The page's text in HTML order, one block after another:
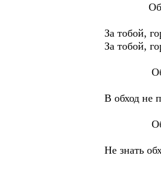
За тобой,
За тобой,
В обход не
Не знать